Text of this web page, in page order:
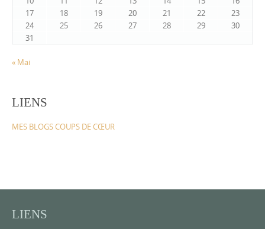
17
18 19 20 21 22
23
24
25 26 27 28 29
30
31
« Mai
LIENS
MES BLOGS COUPS DE CŒUR
LIENS